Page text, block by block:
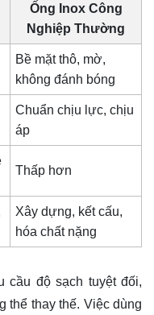
Ống Inox Công
Nghiệp Thường
Bề mặt thô, mờ,
không đánh bóng
Chuẩn chịu lực, chịu
áp
Thấp hơn
Xây dựng, kết cấu,
hóa chất nặng
cầu độ sạch tuyệt đối,
thể thay thế. Việc dùng